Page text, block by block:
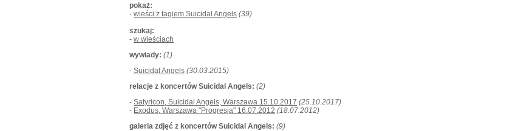
pokaż:
- wieści z tagiem Suicidal Angels (39)
szukaj:
- w wieściach
wywiady: (1)
- Suicidal Angels (30.03.2015)
relacje z koncertów Suicidal Angels: (2)
- Satyricon, Suicidal Angels, Warszawa 15.10.2017 (25.10.2017)
- Exodus, Warszawa "Progresja" 16.07.2012 (18.07.2012)
galeria zdjęć z koncertów Suicidal Angels: (9)